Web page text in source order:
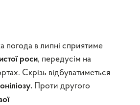
погода в липні сприятиме
роси, передусім на
Скрізь відбуватиметься
Проти другого